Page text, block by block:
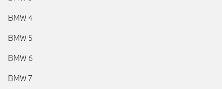
BMW 4
BMW 5
BMW 6
BMW 7